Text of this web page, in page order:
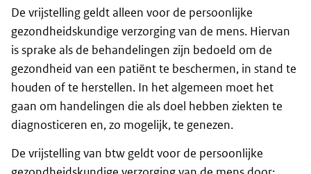
De vrijstelling geldt alleen voor de persoonlijke
gezondheidskundige verzorging van de mens. Hiervan
is sprake als de behandelingen zijn bedoeld om de
gezondheid van een patiënt te beschermen, in stand te
houden of te herstellen. In het algemeen moet het
gaan om handelingen die als doel hebben ziekten te
diagnosticeren en, zo mogelijk, te genezen.
De vrijstelling van btw geldt voor de persoonlijke